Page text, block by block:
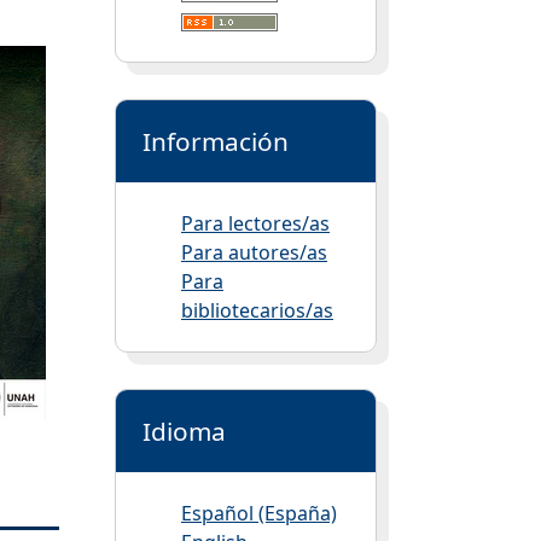
Información
Para lectores/as
Para autores/as
Para
bibliotecarios/as
Idioma
Español (España)